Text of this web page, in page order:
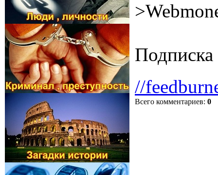
Подписка
//
Всего комментариев: 0